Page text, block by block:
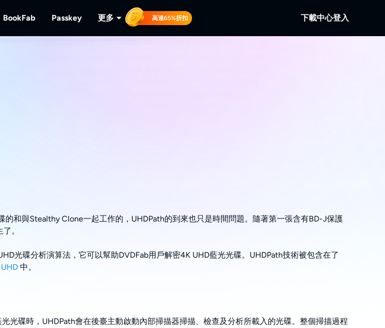
BookFab Passkey 更多 高達65%折扣 下載中心登入
和與Stealthy Clone一起工作的，UHDPath的到來也只是時間問題。隨著第一張含有BD-J保護
。
光碟分析演算法，它可以幫助DVDFab用戶解密4K UHD藍光光碟。UHDPath技術被包含在了
中。
光碟時，UHDPath會在後臺主動啟動內部掃描器掃描、檢查及分析所載入的光碟。整個掃描過程